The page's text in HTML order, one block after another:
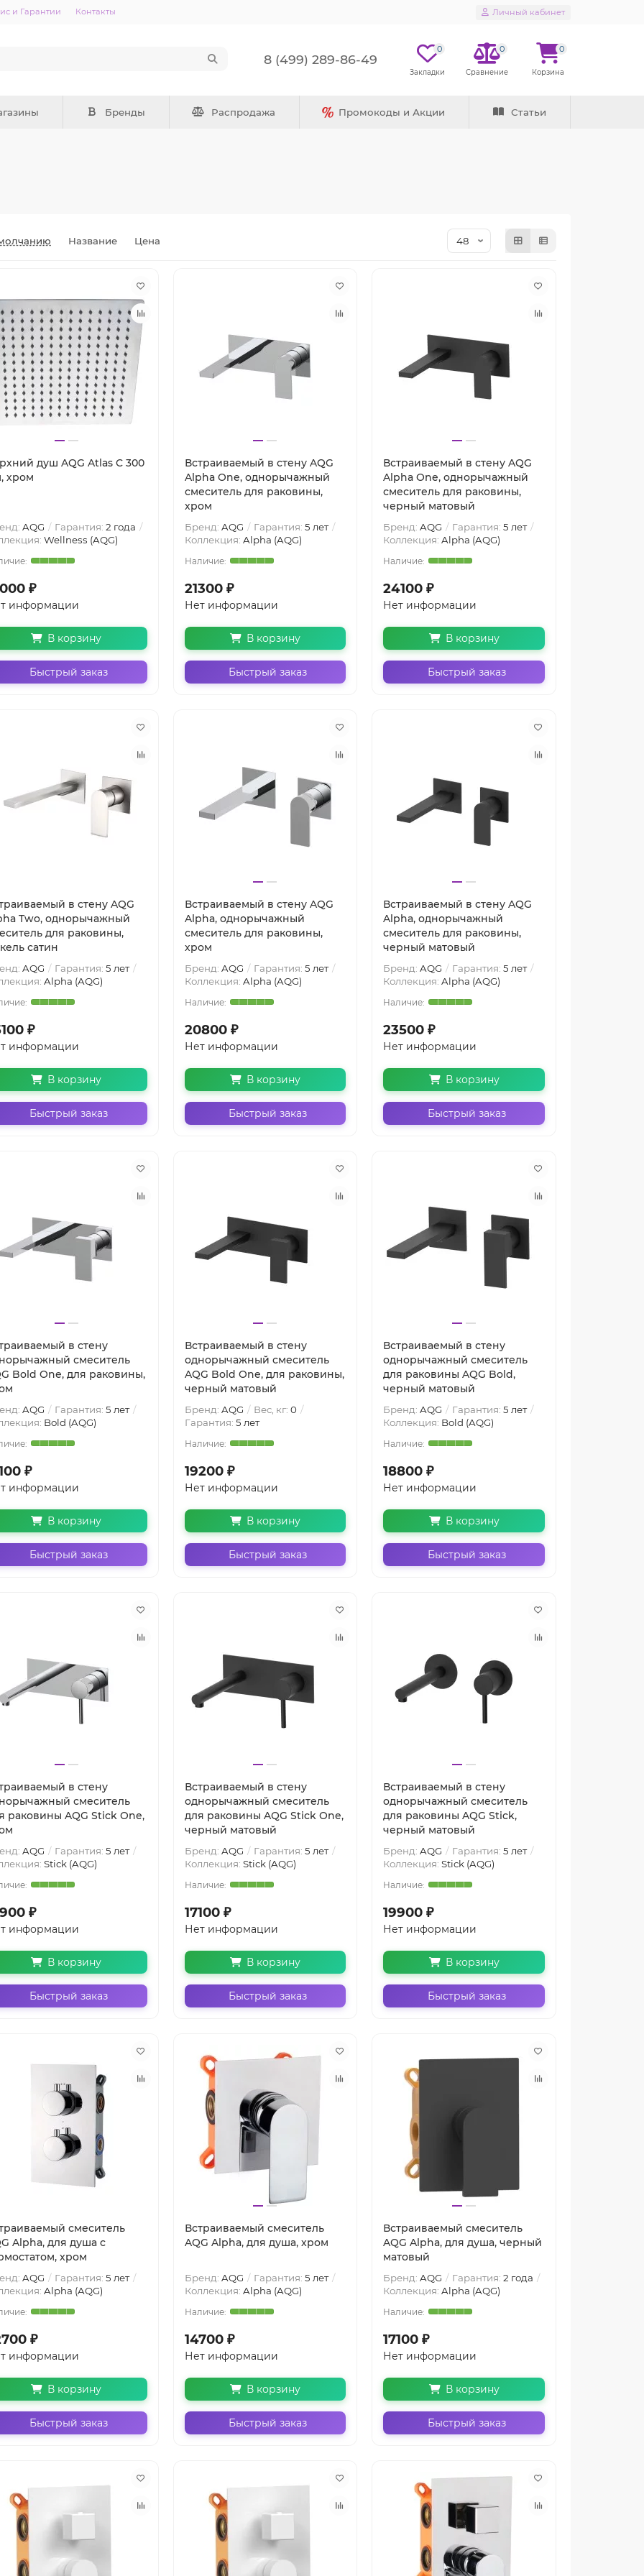
и Гарантии Контакты Личный кабинет
8 (499) 289-86-49
0 0 0
Бренды Распродажа Промокоды и Акции Статьи
Название Цена
душ AQG Atlas C 300
хром
AQG Гарантия: 2 года
Wellness (AQG)
₽
информации
В корзину
Быстрый заказ
Встраиваемый в стену AQG
Alpha One, однорычажный
смеситель для раковины,
хром
Бренд: AQG Гарантия: 5 лет
Коллекция: Alpha (AQG)
21300 ₽
Нет информации
В корзину
Быстрый заказ
Встраиваемый в стену AQG
Alpha One, однорычажный
смеситель для раковины,
черный матовый
Бренд:AQG Гарантия:5 лет
Коллекция:Alpha (AQG)
24100 ₽
Нет информации
В корзину
Быстрый заказ
в стену AQG
Two, однорычажный
для раковины,
сатин
AQG Гарантия: 5 лет
Alpha (AQG)
₽
информации
В корзину
Быстрый заказ
Встраиваемый в стену AQG
Alpha, однорычажный
смеситель для раковины,
хром
Бренд: AQG Гарантия: 5 лет
Коллекция: Alpha (AQG)
20800 ₽
Нет информации
В корзину
Быстрый заказ
Встраиваемый в стену AQG
Alpha, однорычажный
смеситель для раковины,
черный матовый
Бренд:AQG Гарантия:5 лет
Коллекция:Alpha (AQG)
23500 ₽
Нет информации
В корзину
Быстрый заказ
в стену
смеситель
Bold One, для раковины,
AQG Гарантия: 5 лет
Bold (AQG)
₽
информации
В корзину
Быстрый заказ
Встраиваемый в стену
однорычажный смеситель
AQG Bold One, для раковины,
черный матовый
Бренд: AQG Вес, кг: 0
Гарантия: 5 лет
19200 ₽
Нет информации
В корзину
Быстрый заказ
Встраиваемый в стену
однорычажный смеситель
для раковины AQG Bold,
черный матовый
Бренд:AQG Гарантия:5 лет
Коллекция: Bold (AQG)
18800 ₽
Нет информации
В корзину
Быстрый заказ
в стену
смеситель
раковины AQG Stick One,
AQG Гарантия: 5 лет
Stick (AQG)
₽
информации
В корзину
Быстрый заказ
Встраиваемый в стену
однорычажный смеситель
для раковины AQG Stick One,
черный матовый
Бренд: AQG Гарантия: 5 лет
Коллекция: Stick (AQG)
17100 ₽
Нет информации
В корзину
Быстрый заказ
Встраиваемый в стену
однорычажный смеситель
для раковины AQG Stick,
черный матовый
Бренд:AQG Гарантия:5 лет
Коллекция:Stick (AQG)
19900 ₽
Нет информации
В корзину
Быстрый заказ
смеситель
Alpha, для душа c
хром
AQG Гарантия: 5 лет
Alpha (AQG)
₽
информации
В корзину
Быстрый заказ
Встраиваемый смеситель
AQG Alpha, для душа, хром
Бренд: AQG Гарантия: 5 лет
Коллекция: Alpha (AQG)
14700 ₽
Нет информации
В корзину
Быстрый заказ
Встраиваемый смеситель
AQG Alpha, для душа, черный
матовый
Бренд:AQG Гарантия:2 года
Коллекция:Alpha (AQG)
17100 ₽
Нет информации
В корзину
Быстрый заказ